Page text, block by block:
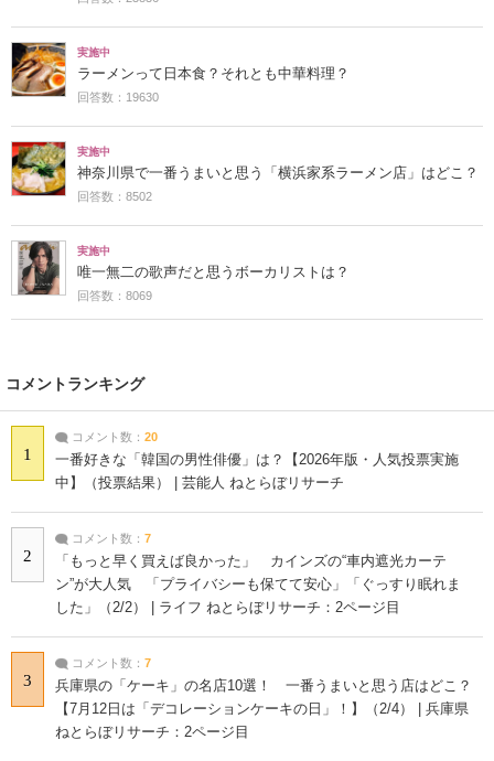
実施中
ラーメンって日本食？それとも中華料理？
回答数：19630
実施中
神奈川県で一番うまいと思う「横浜家系ラーメン店」はどこ？
回答数：8502
実施中
唯一無二の歌声だと思うボーカリストは？
回答数：8069
コメントランキング
1
コメント数： 20
一番好きな「韓国の男性俳優」は？【2026年版・人気投票実施
中】（投票結果） | 芸能人 ねとらぼリサーチ
2
コメント数： 7
「もっと早く買えば良かった」 カインズの“車内遮光カーテ
ン”が大人気 「プライバシーも保てて安心」「ぐっすり眠れま
した」（2/2） | ライフ ねとらぼリサーチ：2ページ目
3
コメント数： 7
兵庫県の「ケーキ」の名店10選！ 一番うまいと思う店はどこ？
【7月12日は「デコレーションケーキの日」！】（2/4） | 兵庫県
ねとらぼリサーチ：2ページ目